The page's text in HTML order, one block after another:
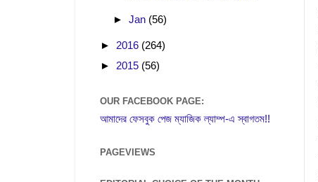
►Jan (56)
► 2016 (264)
► 2015 (56)
OUR FACEBOOK PAGE:
আমাদের ফেসবুক পেজ ম্যাজিক ল্যাম্প-এ স্বাগতম!!
PAGEVIEWS